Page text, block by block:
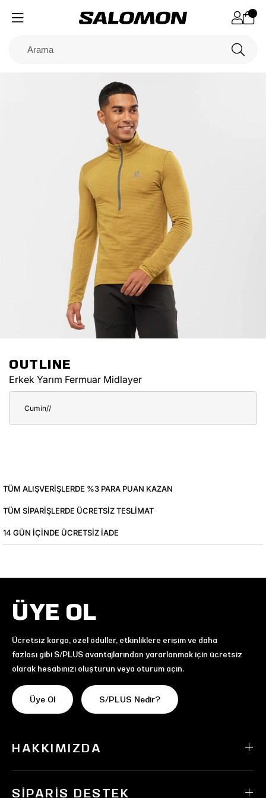
OUTLINE
Erkek Yarım Fermuar Midlayer
Cumin//
TÜM ALIŞVERIŞLERDE %3 PARA PUAN KAZAN
TÜM SIPARIŞLERDE ÜCRETSIZ TESLIMAT
14 GÜN IÇINDE ÜCRETSIZ IADE
ÜYE OL
Ücretsiz kargo, özel ödüller, etkinliklere erişim ve daha
fazlası gibi S/PLUS avantajlarından yararlanmak için ücretsiz
olarak hesabınızı oluşturun veya oturum açın.
Üye Ol S/PLUS Nedir?
HAKKIMIZDA
SIPARIŞ DESTEK